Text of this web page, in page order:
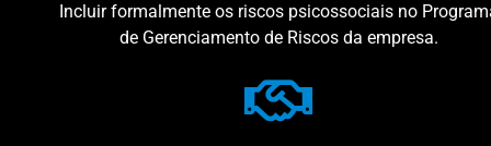
Incluir formalmente os riscos psicossociais no
de Gerenciamento de Riscos da empresa.